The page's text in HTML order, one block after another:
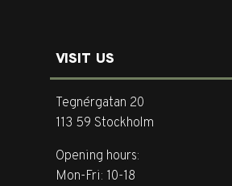
VISIT US
Tegnérgatan 20
113 59 Stockholm
Opening hours:
Mon-Fri: 10-18